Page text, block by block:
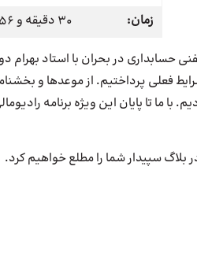
زمان:
30 دقیقه و 56 ثانیه
حسابداری در بحران با استاد بهرام
فعلی پرداختیم. از موعدها و
با ما تا پایان این ویژه برنامه
بلاگ سپیدار شما را مطلع خواهیم کرد.